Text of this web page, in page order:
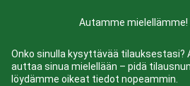
Autamme mielellämme!
Onko sinulla kysyttävää tilauksestasi?
auttaa sinua mielellään – pidä
löydämme oikeat tiedot nopeammin.